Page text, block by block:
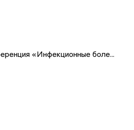
«Инфекционные боле...